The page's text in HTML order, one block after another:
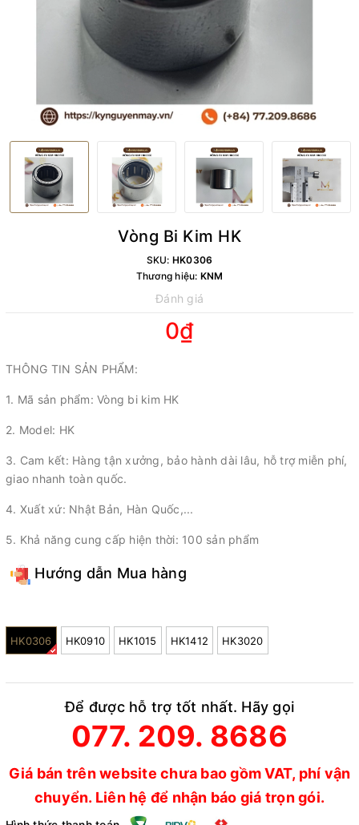
Vòng Bi Kim HK
SKU: HK0306
Thương hiệu: KNM
Đánh giá
0₫
THÔNG TIN SẢN PHẨM:
1. Mã sản phẩm: Vòng bi kim HK
2. Model: HK
3. Cam kết: Hàng tận xưởng, bảo hành dài lâu, hỗ trợ miễn phí,
giao nhanh toàn quốc.
4. Xuất xứ: Nhật Bản, Hàn Quốc,...
5. Khả năng cung cấp hiện thời: 100 sản phẩm
Hướng dẫn Mua hàng
HK0306 HK0910 HK1015 HK1412 HK3020
Để được hỗ trợ tốt nhất. Hãy gọi
077. 209. 8686
Giá bán trên website chưa bao gồm VAT, phí vận
chuyển. Liên hệ để nhận báo giá trọn gói.